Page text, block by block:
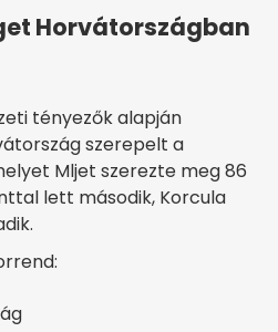
Horvátországban
tényezők alapján
szerepelt a
Mljet szerezte meg 86
lett második, Korcula